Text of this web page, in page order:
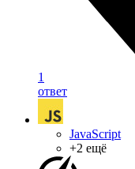
1
ответ
JavaScript
+2 ещё